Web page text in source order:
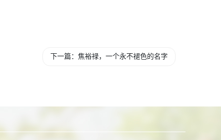
下一篇：焦裕禄，一个永不褪色的名字